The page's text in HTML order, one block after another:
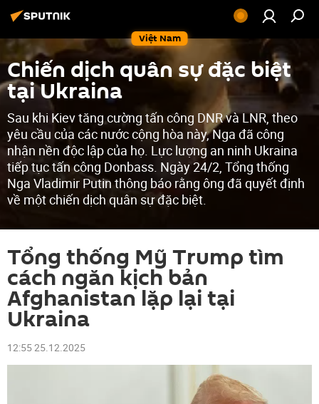
Việt Nam
Chiến dịch quân sự đặc biệt
tại Ukraina
Sau khi Kiev tăng cường tấn công DNR và LNR, theo
yêu cầu của các nước cộng hòa này, Nga đã công
nhận nền độc lập của họ. Lực lượng an ninh Ukraina
tiếp tục tấn công Donbass. Ngày 24/2, Tổng thống
Nga Vladimir Putin thông báo rằng ông đã quyết định
về một chiến dịch quân sự đặc biệt.
Tổng thống Mỹ Trump tìm
cách ngăn kịch bản
Afghanistan lặp lại tại
Ukraina
12:55 25.12.2025